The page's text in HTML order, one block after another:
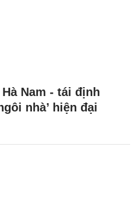
Nam - tái định
nhà’ hiện đại